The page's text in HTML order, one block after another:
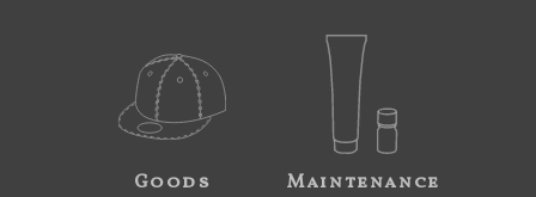
Goods Maintenance